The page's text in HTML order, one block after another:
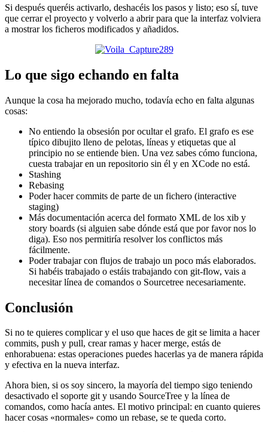
Si después queréis activarlo, deshacéis los pasos y listo; eso sí, tuve
que cerrar el proyecto y volverlo a abrir para que la interfaz volviera
a mostrar los ficheros modificados y añadidos.
Lo que sigo echando en falta
Aunque la cosa ha mejorado mucho, todavía echo en falta algunas
cosas:
No entiendo la obsesión por ocultar el grafo. El grafo es ese
típico dibujito lleno de pelotas, líneas y etiquetas que al
principio no se entiende bien. Una vez sabes cómo funciona,
cuesta trabajar en un repositorio sin él y en XCode no está.
Stashing
Rebasing
Poder hacer commits de parte de un fichero (interactive
staging)
Más documentación acerca del formato XML de los xib y
story boards (si alguien sabe dónde está que por favor nos lo
diga). Eso nos permitiría resolver los conflictos más
fácilmente.
Poder trabajar con flujos de trabajo un poco más elaborados.
Si habéis trabajado o estáis trabajando con git-flow, vais a
necesitar línea de comandos o Sourcetree necesariamente.
Conclusión
Si no te quieres complicar y el uso que haces de git se limita a hacer
commits, push y pull, crear ramas y hacer merge, estás de
enhorabuena: estas operaciones puedes hacerlas ya de manera rápida
y efectiva en la nueva interfaz.
Ahora bien, si os soy sincero, la mayoría del tiempo sigo teniendo
desactivado el soporte git y usando SourceTree y la línea de
comandos, como hacía antes. El motivo principal: en cuanto quieres
hacer cosas «normales» como un rebase, se te queda corto.